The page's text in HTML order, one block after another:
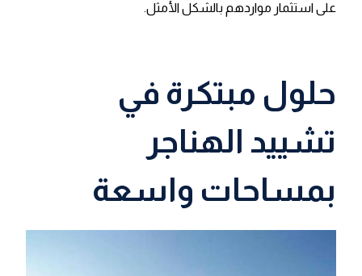
على استثمار مواردهم بالشكل الأمثل.
حلول مبتكرة في
تشييد الهناجر
بمساحات واسعة